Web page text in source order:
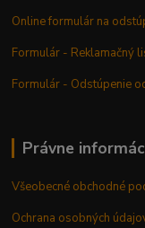
Online formulár na
Formulár - Reklamačný
Formulár - Odstúpenie
Právne
Všeobecné obchodné
Ochrana osobných